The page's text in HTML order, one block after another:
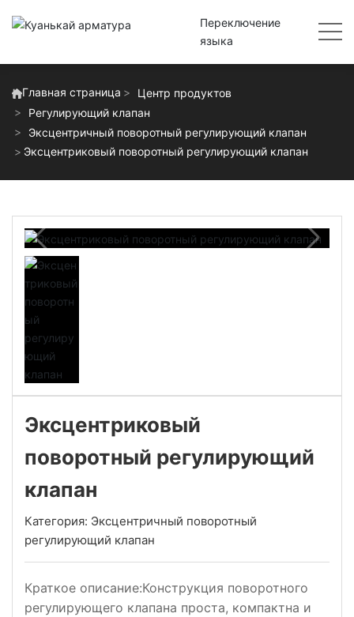
Переключение
языка
Главная страница
Центр продуктов
Регулирующий клапан
Эксцентричный поворотный регулирующий клапан
Эксцентриковый поворотный регулирующий клапан
Эксцентриковый
поворотный регулирующий
клапан
Категория: Эксцентричный поворотный
регулирующий клапан
Краткое описание:Конструкция поворотного
регулирующего клапана проста, компактна и